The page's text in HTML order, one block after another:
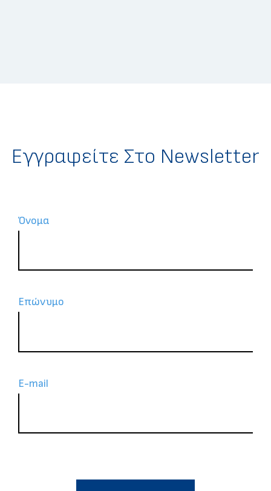
Eγγραφείτε Στο Newsletter
Όνομα
Επώνυμο
Ε-mail